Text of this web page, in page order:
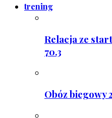
trening
Relacja ze
70.3
Obóz biegowy